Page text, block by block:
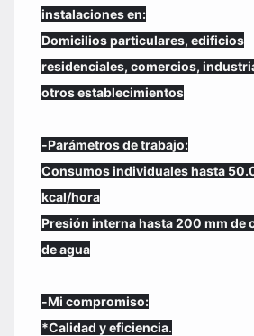
instalaciones en:
Domicilios particulares, edificios
residenciales, comercios,
otros establecimientos
-Parámetros de trabajo:
Consumos individuales hasta
kcal/hora
Presión interna hasta 200 mm de
de agua
-Mi compromiso:
*Calidad y eficiencia.